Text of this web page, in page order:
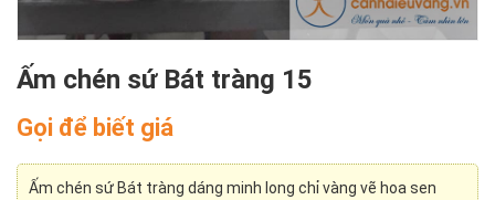
Ấm chén sứ Bát tràng 15
Gọi để biết giá
Ấm chén sứ Bát tràng dáng minh long chỉ vàng vẽ hoa sen